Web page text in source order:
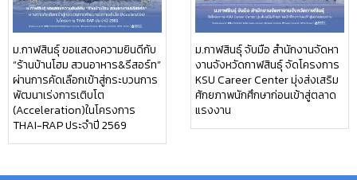
ม.กาฬสินธุ์ ขอแสดงความยินดีกับ
“ร้านบ้านโฮม สวนอาหาร&รีสอร์ท”
ผ่านการคัดเลือกเข้าสู่กระบวนการ
พัฒนาเร่งการเติบโต
(Acceleration)ในโครงการ
THAI-RAP ประจำปี 2569
ม.กาฬสินธุ์ จับมือ สำนักงานจัดหา
งานจังหวัดกาฬสินธุ์ จัดโครงการ
KSU Career Center มุ่งส่งเสริม
ศักยภาพนักศึกษาก่อนเข้าสู่ตลาด
แรงงาน